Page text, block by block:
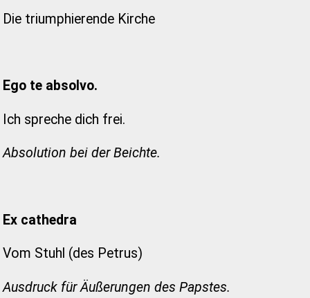
Die triumphierende Kirche
Ego te absolvo.
Ich spreche dich frei.
Absolution bei der Beichte.
Ex cathedra
Vom Stuhl (des Petrus)
Ausdruck für Äußerungen des Papstes.